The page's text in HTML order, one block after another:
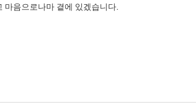
마음으로나마 곁에 있겠습니다.